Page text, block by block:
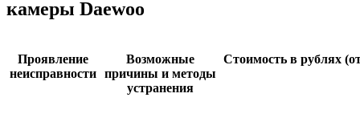
камеры Daewoo
Проявление
неисправности
Возможные
причины и методы
устранения
Стоимость в рублях